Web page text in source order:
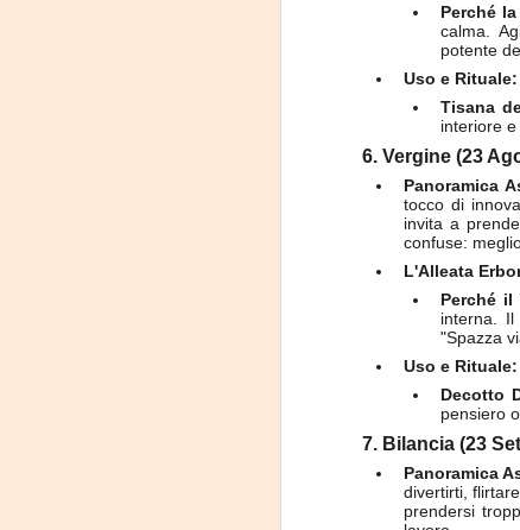
Perché
calma.
potente
Uso e Rituale:
Tisana
interiore
6. Vergine (23
Panoramica
tocco di
invita a
confuse:
L'Alleata
Perché il
interna.
"Spazza
Uso e Rituale:
Decotto
pensiero
7. Bilancia (23
Panoramica
divertirti,
prendersi